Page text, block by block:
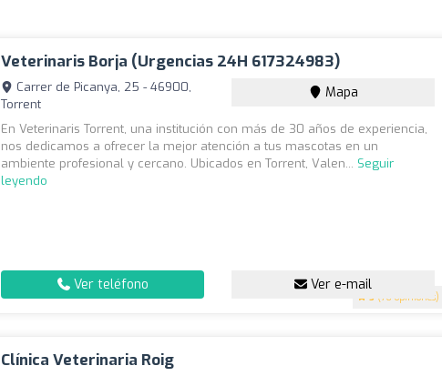
Veterinaris Borja (Urgencias 24H 617324983)
5 (76 opiniones)
Carrer de Picanya, 25 - 46900,
Torrent
Mapa
En Veterinaris Torrent, una institución con más de 30 años de experiencia,
nos dedicamos a ofrecer la mejor atención a tus mascotas en un
ambiente profesional y cercano. Ubicados en Torrent, Valen... Seguir
leyendo
Ver teléfono Ver e-mail
Clínica Veterinaria Roig